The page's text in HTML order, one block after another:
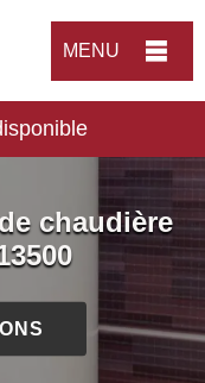
MENU
chaudière